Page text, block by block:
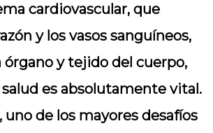
cardiovascular, que
y los vasos sanguíneos,
órgano y tejido del cuerpo,
es absolutamente vital.
uno de los mayores desafíos